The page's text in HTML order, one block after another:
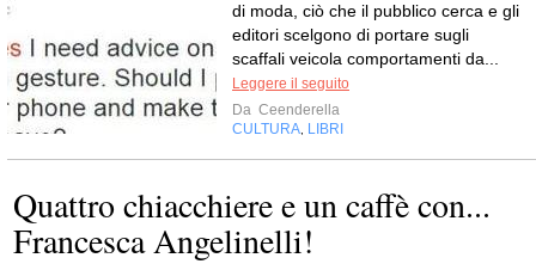
di moda, ciò che il pubblico cerca e gli
editori scelgono di portare sugli
scaffali veicola comportamenti da...
Leggere il seguito
Da Ceenderella
CULTURA LIBRI
Quattro chiacchiere e un caffè con...
Francesca Angelinelli!